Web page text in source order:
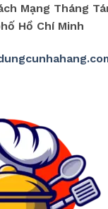
Mạng Tháng
Hồ Chí Minh